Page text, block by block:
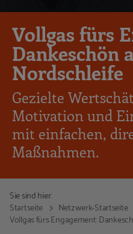
Vollgas fürs
Dankeschön
Nordschleife
Gezielte
Motivation und
mit einfachen,
Maßnahmen.
Sie sind hier:
Startseite
Netzwerk-Startseite
Vollgas fürs Engagement: